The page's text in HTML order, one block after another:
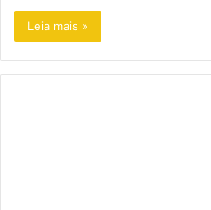
Leia mais »